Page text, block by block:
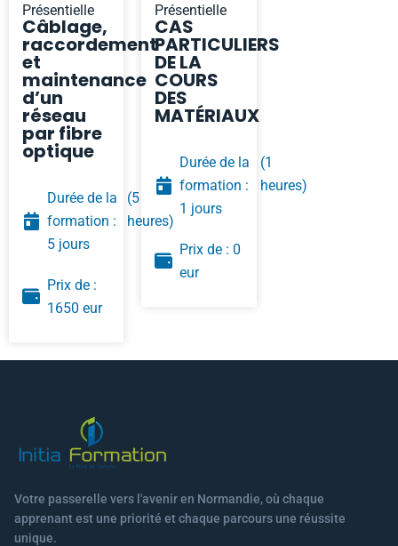
Présentielle
Câblage,
raccordement
et
maintenance
d’un
réseau
par fibre
optique
Durée de la
formation :
5 jours
Prix de :
1650 eur
(5
heures)
Présentielle
CAS
PARTICULIERS
DE LA
COURS
DES
MATÉRIAUX
Durée de la
formation :
1 jours
Prix de : 0
eur
(1
heures)
Votre passerelle vers l'avenir en Normandie, où chaque
apprenant est une priorité et chaque parcours une réussite
unique.